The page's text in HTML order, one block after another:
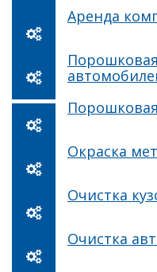
Аренда
Окраска
Очистка
Очистка